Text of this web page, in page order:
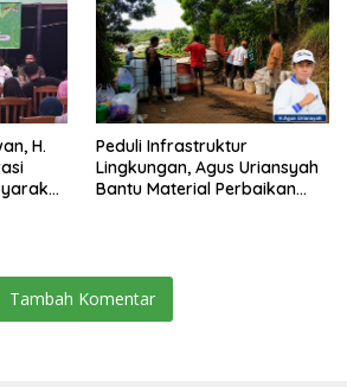
H.
Peduli Infrastruktur
Lingkungan, Agus Uriansyah
Bantu Material Perbaikan
Tambah Komentar